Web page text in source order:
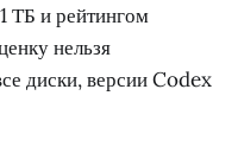
ТБ и рейтингом
нельзя
диски, версии Codex